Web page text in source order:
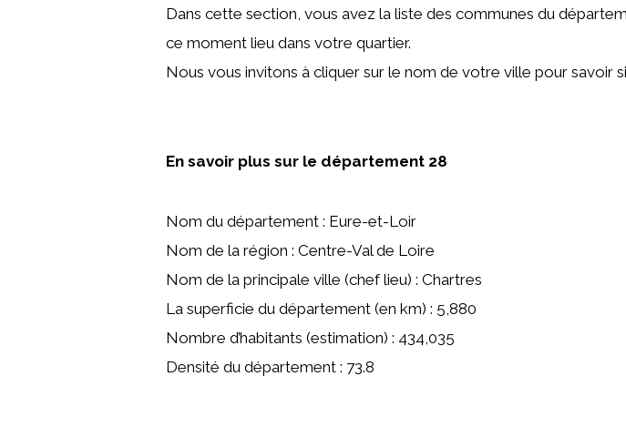
Dans cette section, vous avez la liste des communes du
ce moment lieu dans votre quartier.
Nous vous invitons à cliquer sur le nom de votre ville pour savoir
En savoir plus sur le département 28
Nom du département : Eure-et-Loir
Nom de la région : Centre-Val de Loire
Nom de la principale ville (chef lieu) : Chartres
La superficie du département (en km) : 5,880
Nombre d’habitants (estimation) : 434,035
Densité du département : 73.8